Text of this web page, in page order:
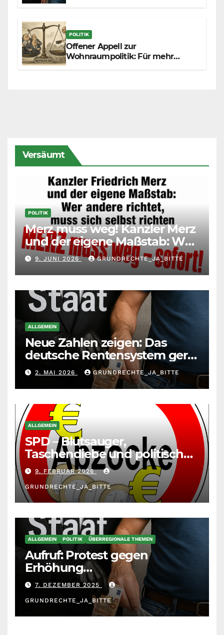
POLITIK
Offener Appell zur
Wohnraumpolitik: Für mehr
Versäumt
POLITIK
Merz muss weg! Kanzler Merz
und der eigene Maßstab: Wer
andere richtet, muss sich
selbst richten
9. JUNI 2026 GRUNDRECHTE_JA_BITTE
ALLGEMEIN
Neue Zahlen zeigen: Das
deutsche Rentensystem gerät
durch die
Massenzuwanderung
zunehmend unter die Räder.
2. MAI 2026 GRUNDRECHTE_JA_BITTE
ALLGEMEIN
SPD – Blutsauger,
Taschendiebe und politisch
unberechenbar
9. FEBRUAR 2026
GRUNDRECHTE_JA_BITTE
ALLGEMEIN POLITIK ÜBERREGIONALE THEMEN
Aufruf: Protest gegen
Erhöhung
Krankenkassenbeiträge
7. DEZEMBER 2025
GRUNDRECHTE_JA_BITTE